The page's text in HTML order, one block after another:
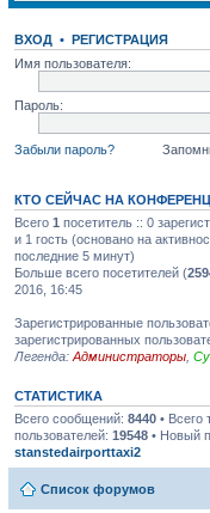
ВХОД • РЕГИСТРАЦИЯ
Имя пользователя:
Пароль:
Забыли пароль?
КТО СЕЙЧАС НА
Всего 1 посетитель :: 0
и 1 гость (основано на
последние 5 минут)
Больше всего посетителей (
2016, 16:45
Зарегистрированные
зарегистрированных
Легенда: Администраторы
СТАТИСТИКА
Всего сообщений: 8440 • Всего
пользователей: 19548 • Новый
stanstedairporttaxi2
Список форумов